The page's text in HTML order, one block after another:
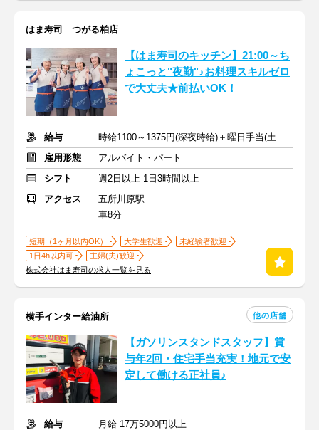
はま寿司 つがる柏店
【はま寿司のキッチン】21:00～ち
ょこっと"夜勤"♪お料理スキルゼロ
で大丈夫★前払いOK！
給与
時給1100～1375円(深夜時給)＋曜日手当(土日祝+70円)
雇用形態
アルバイト・パート
シフト
週2日以上 1日3時間以上
アクセス
五所川原駅
車8分
短期（1ヶ月以内OK） 大学生歓迎
未経験者歓迎
1日4h以内可
主婦(夫)歓迎
株式会社はま寿司の求人一覧を見る
横手インター給油所 他の店舗
【ガソリンスタンドスタッフ】賞
与年2回・住宅手当充実！地元で安
定して働ける正社員♪
給与
月給 17万5000円以上